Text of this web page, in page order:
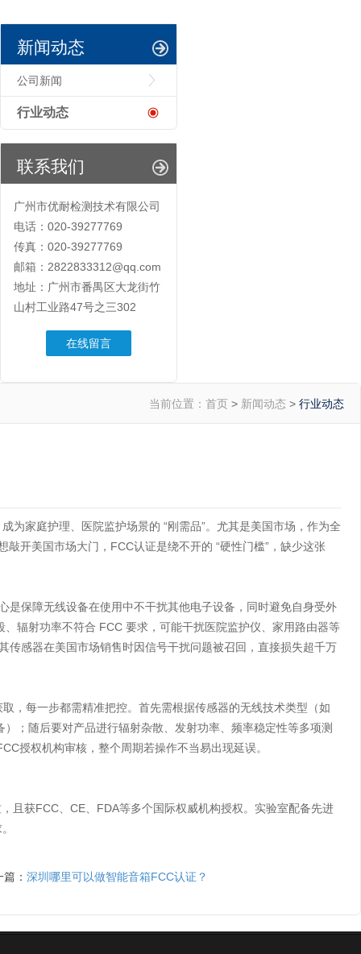
新闻动态
公司新闻
行业动态
联系我们
广州市优耐检测技术有限公司
电话：020-39277769
传真：020-39277769
邮箱：2822833312@qq.com
地址：广州市番禺区大龙街竹
山村工业路47号之三302
在线留言
当前位置： 首页 > 新闻动态 > 行业动态
为家庭护理、医院监护场景的 “刚需品”。尤其是美国市场，作为全
敲开美国市场大门， FCC认证是绕不开的 “硬性门槛”，缺少这张
保障无线设备在使用中不干扰其他电子设备，同时避免自身受外
辐射功率不符合 FCC 要求，可能干扰医院监护仪、家用路由器等
感器在美国市场销售时因信号干扰问题被召回，直接损失超千万
，每一步都需精准把控。首先需根据传感器的无线技术类型（如
；随后要对产品进行辐射杂散、发射功率、频率稳定性等多项测
授权机构审核，整个周期若操作不当易出现延误。
且获FCC、CE、FDA等多个国际权威机构授权。实验室配备先进
篇：深圳哪里可以做智能音箱FCC认证？